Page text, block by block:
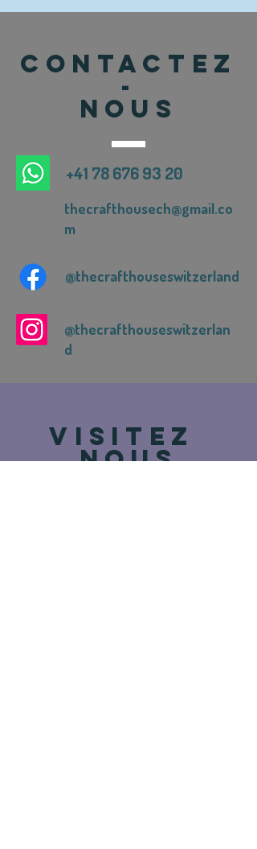
CONTACTEZ
-
NOUS
+41 78 676 93 20
thecrafthousech@gmail.co
m
@thecrafthouseswitzerland
@thecrafthouseswitzerlan
d
VISITEZ
NOUS